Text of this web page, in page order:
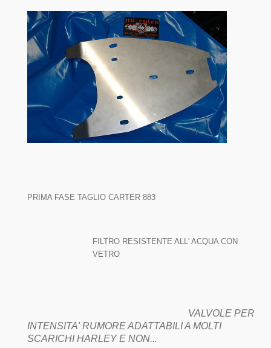
PRIMA FASE TAGLIO CARTER 883
FILTRO RESISTENTE ALL' ACQUA CON
VETRO
VALVOLE PER
INTENSITA' RUMORE ADATTABILI A MOLTI
SCARICHI HARLEY E NON...